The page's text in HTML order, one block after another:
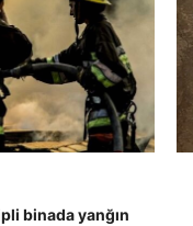
binada yanğın